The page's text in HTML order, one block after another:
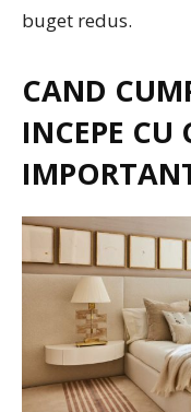
buget redus.
CAND
INCEPE CU